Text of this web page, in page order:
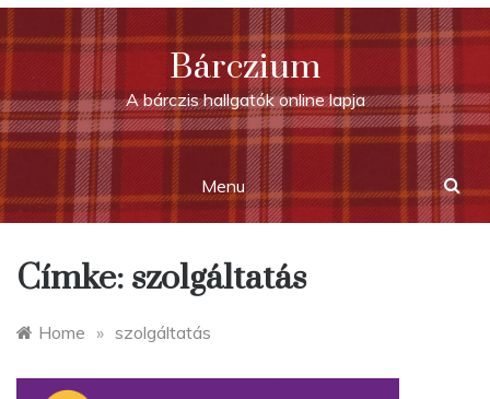
Skip
to
content
Bárczium
A bárczis hallgatók online lapja
Menu
Címke: szolgáltatás
Home » szolgáltatás